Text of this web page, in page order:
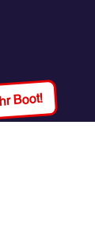
Boot!